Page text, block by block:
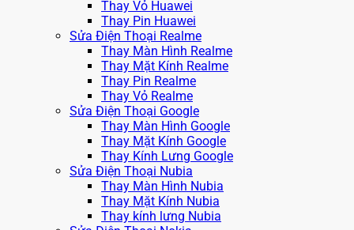
Thay Vỏ Huawei
Thay Pin Huawei
Sửa Điện Thoại Realme
Thay Màn Hình Realme
Thay Mặt Kính Realme
Thay Pin Realme
Thay Vỏ Realme
Sửa Điện Thoại Google
Thay Màn Hình Google
Thay Mặt Kính Google
Thay Kính Lưng Google
Sửa Điện Thoại Nubia
Thay Màn Hình Nubia
Thay Mặt Kính Nubia
Thay kính lưng Nubia